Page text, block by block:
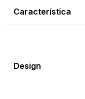
Característica
Design